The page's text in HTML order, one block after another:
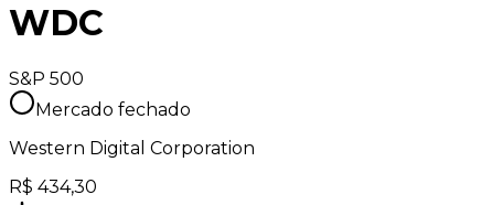
WDC
S&P 500
Mercado fechado
Western Digital Corporation
R$ 434,30